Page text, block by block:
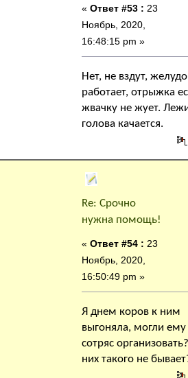
« Ответ #53 : 23
Ноябрь, 2020,
16:48:15 pm »
Нет, не вздут,
работает, отрыжка
жвачку не жует.
голова качается.
Re: Срочно
нужна помощь!
« Ответ #54 : 23
Ноябрь, 2020,
16:50:49 pm »
Я днем коров к ним
выгоняла, могли ему
сотряс
них такого не